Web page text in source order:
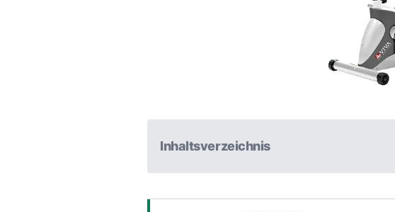
Inhaltsverzeichnis